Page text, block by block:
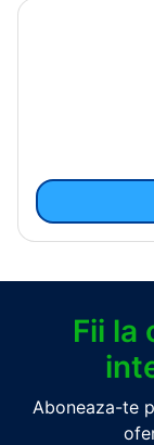
Fii la
Aboneaza-te